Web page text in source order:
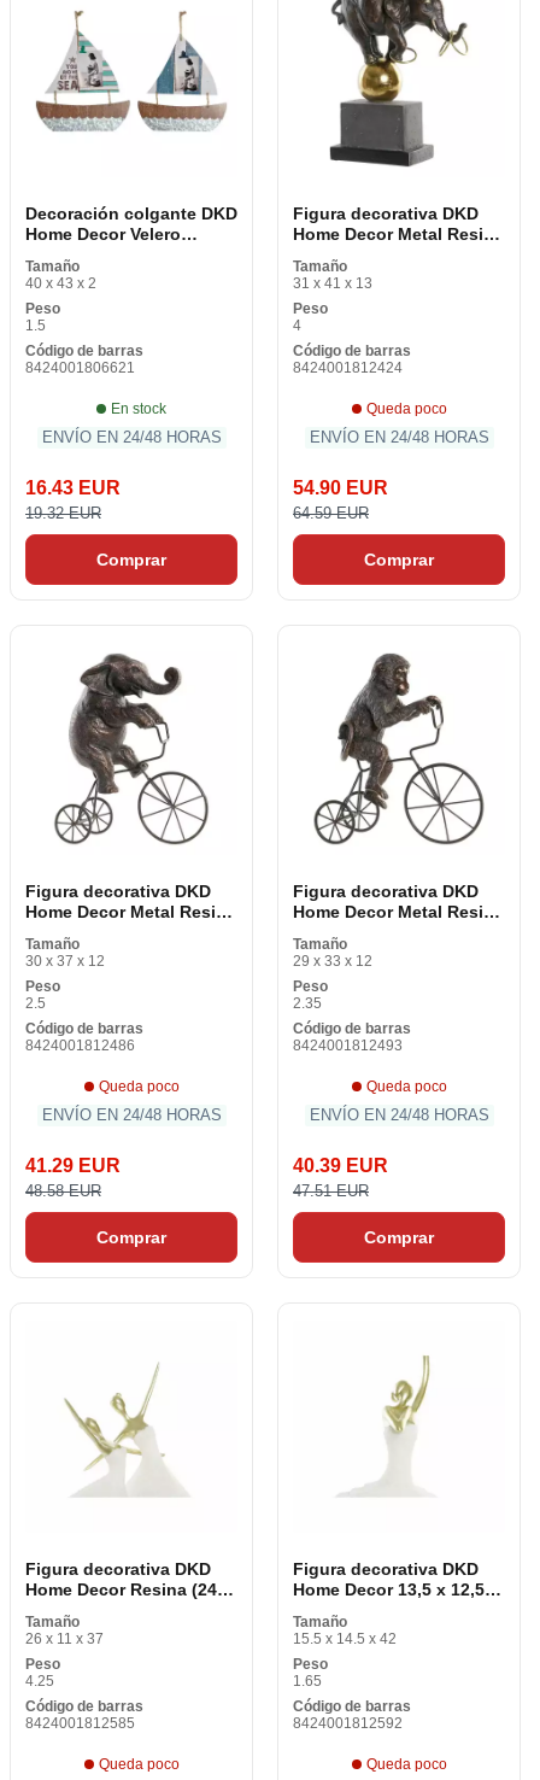
Decoración colgante DKD
Home Decor Velero
Mediterráneo 40 x 2 x 43
Tamaño
40 x 43 x 2
Peso
1.5
Código de barras
8424001806621
En stock
ENVÍO EN 24/48 HORAS
16.43 EUR
19.32 EUR
Comprar
Figura decorativa DKD
Home Decor Metal Resina
Tamaño
31 x 41 x 13
Peso
4
Código de barras
8424001812424
Queda poco
ENVÍO EN 24/48 HORAS
54.90 EUR
64.59 EUR
Comprar
Figura decorativa DKD
Home Decor Metal Resina
Tamaño
30 x 37 x 12
Peso
2.5
Código de barras
8424001812486
Queda poco
ENVÍO EN 24/48 HORAS
41.29 EUR
48.58 EUR
Comprar
Figura decorativa DKD
Home Decor Metal Resina
Tamaño
29 x 33 x 12
Peso
2.35
Código de barras
8424001812493
Queda poco
ENVÍO EN 24/48 HORAS
40.39 EUR
47.51 EUR
Comprar
Figura decorativa DKD
Home Decor Resina (24 x
Tamaño
26 x 11 x 37
Peso
4.25
Código de barras
8424001812585
Queda poco
Figura decorativa DKD
Home Decor 13,5 x 12,5 x
Blanca Ballerina
Tamaño
15.5 x 14.5 x 42
Peso
1.65
Código de barras
8424001812592
Queda poco